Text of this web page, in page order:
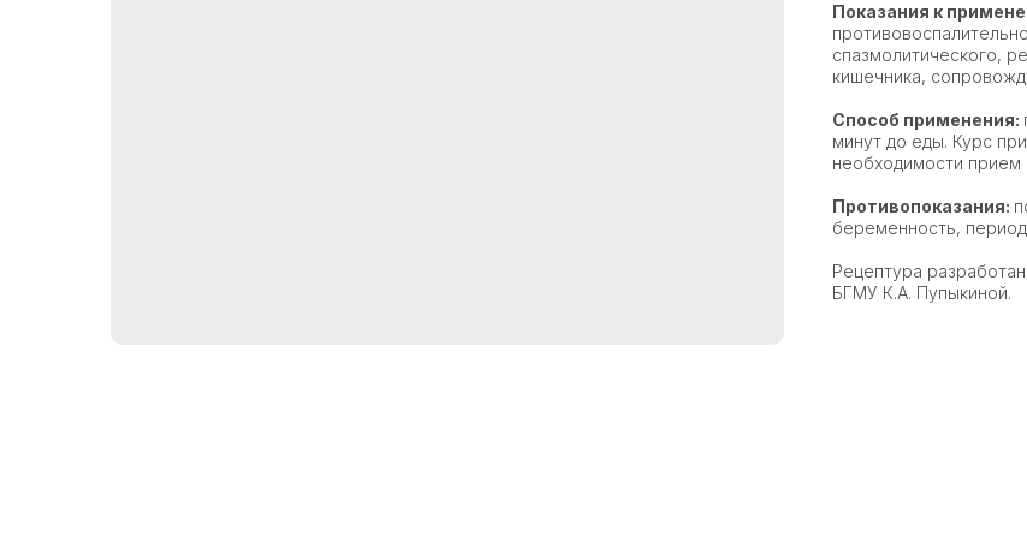
Показания к
спазмолитического,
кишечника,
Способ применения:
минут до еды. Курс
необходимости
Противопоказания:
беременность, период
Рецептура
БГМУ К.А. Пупыкиной.